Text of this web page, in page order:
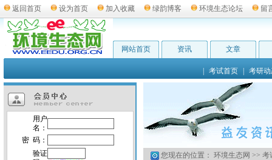
返回首页 设为首页 加入收藏 绿韵博客 环境生态论坛 留
网站首页 资讯 文章
考试首页 考研
您现在的位置： 环境生态网 >> 考